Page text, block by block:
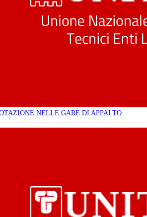
NELLE GARE DI APPALTO